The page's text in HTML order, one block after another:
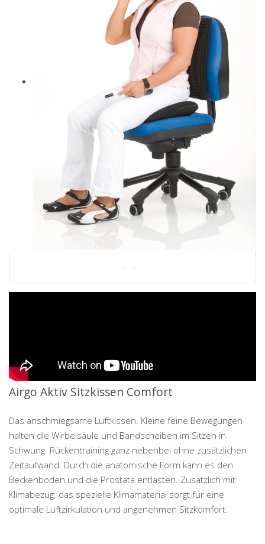
Airgo Aktiv Sitzkissen Comfort
Das anschmiegsame Luftkissen. Kleine feine Bewegungen
halten die Wirbelsäule und Bandscheiben im Sitzen in
Schwung. Rückentraining ganz nebenbei ohne zusätzlichen
Zeitaufwand. Durch die anatomische Form kann es den
Beckenboden und die Prostata entlasten. Zusätzlich mit
Klimabezug: das spezielle Klimamaterial sorgt für eine
optimale Luftzirkulation und angenehmen Sitzkomfort.